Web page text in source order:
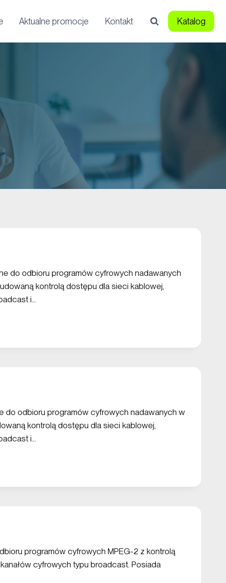
Aktualne promocje Kontakt Katalog
do odbioru programów cyfrowych nadawanych
kontrolą dostępu dla sieci kablowej,
i…
odbioru programów cyfrowych nadawanych w
kontrolą dostępu dla sieci kablowej,
i…
programów cyfrowych MPEG-2 z kontrolą
cyfrowych typu broadcast. Posiada